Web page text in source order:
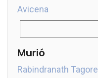
Avicena
Murió
Rabindranath Tagore